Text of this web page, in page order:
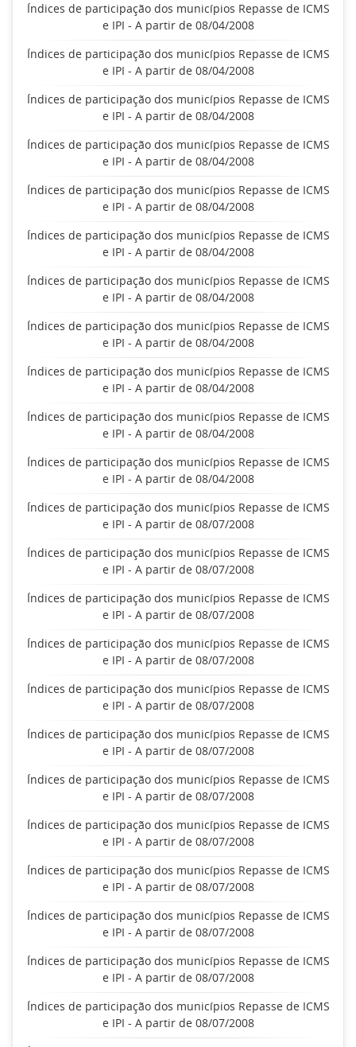
Índices de participação dos municípios Repasse de ICMS
e IPI - A partir de 08/04/2008
Índices de participação dos municípios Repasse de ICMS
e IPI - A partir de 08/04/2008
Índices de participação dos municípios Repasse de ICMS
e IPI - A partir de 08/04/2008
Índices de participação dos municípios Repasse de ICMS
e IPI - A partir de 08/04/2008
Índices de participação dos municípios Repasse de ICMS
e IPI - A partir de 08/04/2008
Índices de participação dos municípios Repasse de ICMS
e IPI - A partir de 08/04/2008
Índices de participação dos municípios Repasse de ICMS
e IPI - A partir de 08/04/2008
Índices de participação dos municípios Repasse de ICMS
e IPI - A partir de 08/04/2008
Índices de participação dos municípios Repasse de ICMS
e IPI - A partir de 08/04/2008
Índices de participação dos municípios Repasse de ICMS
e IPI - A partir de 08/04/2008
Índices de participação dos municípios Repasse de ICMS
e IPI - A partir de 08/04/2008
Índices de participação dos municípios Repasse de ICMS
e IPI - A partir de 08/07/2008
Índices de participação dos municípios Repasse de ICMS
e IPI - A partir de 08/07/2008
Índices de participação dos municípios Repasse de ICMS
e IPI - A partir de 08/07/2008
Índices de participação dos municípios Repasse de ICMS
e IPI - A partir de 08/07/2008
Índices de participação dos municípios Repasse de ICMS
e IPI - A partir de 08/07/2008
Índices de participação dos municípios Repasse de ICMS
e IPI - A partir de 08/07/2008
Índices de participação dos municípios Repasse de ICMS
e IPI - A partir de 08/07/2008
Índices de participação dos municípios Repasse de ICMS
e IPI - A partir de 08/07/2008
Índices de participação dos municípios Repasse de ICMS
e IPI - A partir de 08/07/2008
Índices de participação dos municípios Repasse de ICMS
e IPI - A partir de 08/07/2008
Índices de participação dos municípios Repasse de ICMS
e IPI - A partir de 08/07/2008
Índices de participação dos municípios Repasse de ICMS
e IPI - A partir de 08/07/2008